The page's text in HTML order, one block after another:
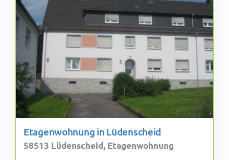
Etagenwohnung in Lüdenscheid
58513 Lüdenscheid, Etagenwohnung